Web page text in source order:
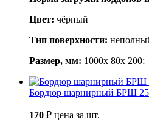
Цвет: чёрный
Тип поверхности:
Размер, мм: 1000x 80x 200;
Бордюр шарнирный БРШ
170 ₽ цена за шт.